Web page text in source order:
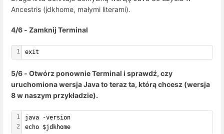
Ancestris (jdkhome, małymi literami).
4/6 - Zamknij Terminal
1 exit
5/6 - Otwórz ponownie Terminal i sprawdź, czy
uruchomiona wersja Java to teraz ta, którą chcesz (wersja
8 w naszym przykładzie).
1
2
java -version
echo $jdkhome